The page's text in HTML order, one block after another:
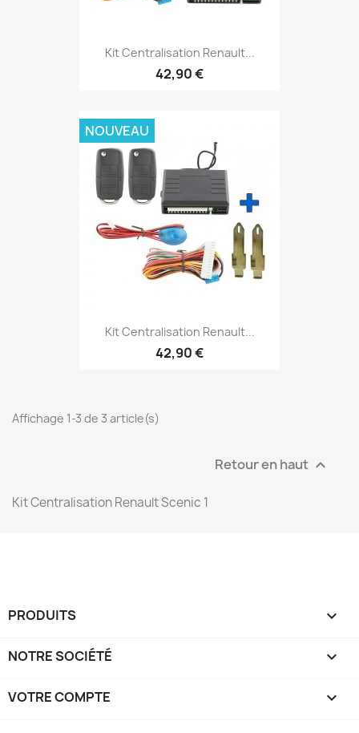
Kit Centralisation Renault...
42,90 €
Kit Centralisation Renault...
42,90 €
NOUVEAU
Affichage 1-3 de 3 article(s)
Retour en haut 
Kit Centralisation Renault Scenic 1
PRODUITS 
NOTRE SOCIÉTÉ 
VOTRE COMPTE 